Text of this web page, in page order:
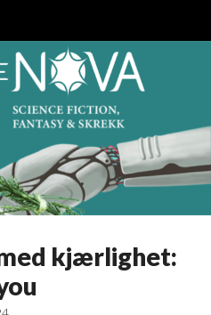
kjærlighet: